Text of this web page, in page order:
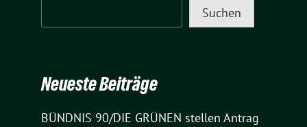
Suchen
Neueste Beiträge
BÜNDNIS 90/DIE GRÜNEN stellen Antrag